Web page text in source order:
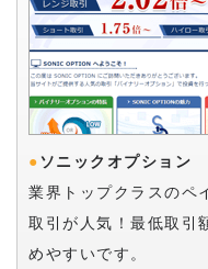
● ソニックオプション
業界トップクラスのペ
取引が人気！最低取引
めやすいです。